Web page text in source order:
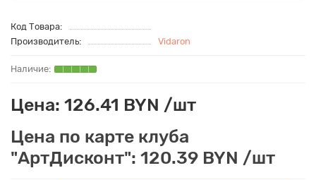
Код Товара:
Производитель:
Vidaron
Цена: 126.41 BYN /шт
Цена по карте клуба
"АртДисконт": 120.39 BYN /шт